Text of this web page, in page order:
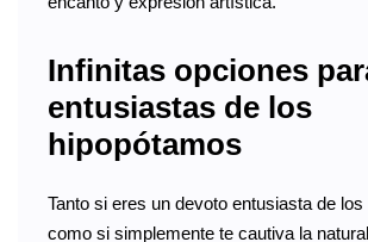
Infinitas opciones
entusiastas de los
hipopótamos
Tanto si eres un devoto entusiasta de
como si simplemente te cautiva la